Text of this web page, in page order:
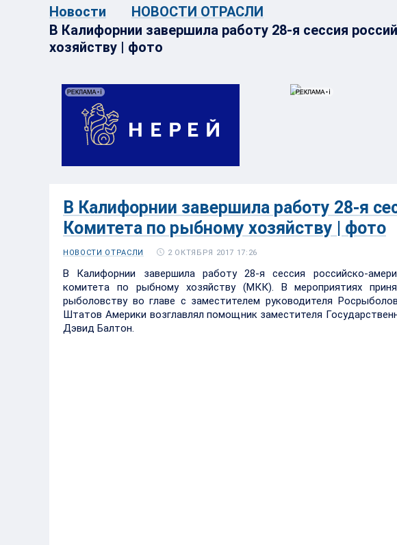
Новости
НОВОСТИ ОТРАСЛИ
В Калифорнии завершила работу 28-я сессия
хозяйству | фото
В Калифорнии завершила работу 28-я
Комитета по рыбному хозяйству | фото
НОВОСТИ ОТРАСЛИ 2 ОКТЯБРЯ 2017 17:26
В Калифорнии завершила работу 28-я сессия российско-
комитета по рыбному хозяйству (МКК). В мероприятиях
рыболовству во главе с заместителем руководителя
Штатов Америки возглавлял помощник заместителя
Дэвид Балтон.